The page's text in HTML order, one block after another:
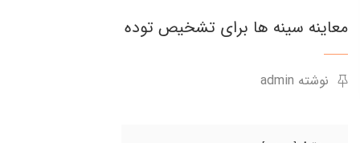
معاینه سینه ها برای تشخیص توده
نوشته admin